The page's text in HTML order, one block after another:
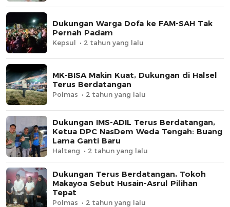
Dukungan Warga Dofa ke FAM-SAH Tak
Pernah Padam
Kepsul 2 tahun yang lalu
MK-BISA Makin Kuat, Dukungan di Halsel
Terus Berdatangan
Polmas 2 tahun yang lalu
Dukungan IMS-ADIL Terus Berdatangan,
Ketua DPC NasDem Weda Tengah: Buang
Lama Ganti Baru
Halteng 2 tahun yang lalu
Dukungan Terus Berdatangan, Tokoh
Makayoa Sebut Husain-Asrul Pilihan
Tepat
Polmas 2 tahun yang lalu